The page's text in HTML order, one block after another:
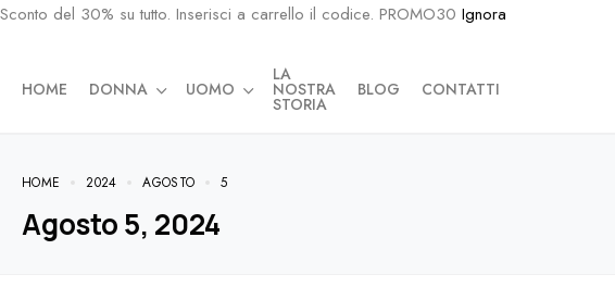
Sconto del 30% su tutto. Inserisci a carrello il codice. PROMO30 Ignora
HOME DONNA UOMO
LA
NOSTRA
STORIA
BLOG CONTATTI
HOME 2024 AGOSTO 5
Agosto 5, 2024